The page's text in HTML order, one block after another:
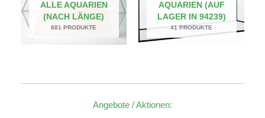
ALLE AQUARIEN
(NACH LÄNGE)
881 PRODUKTE
AQUARIEN (AUF
LAGER IN 94239)
41 PRODUKTE
Angebote / Aktionen: